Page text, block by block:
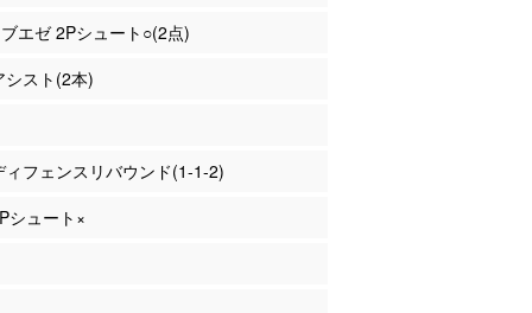
エゼ 2Pシュート○(2点)
スト(2本)
ィフェンスリバウンド(1-1-2)
シュート×